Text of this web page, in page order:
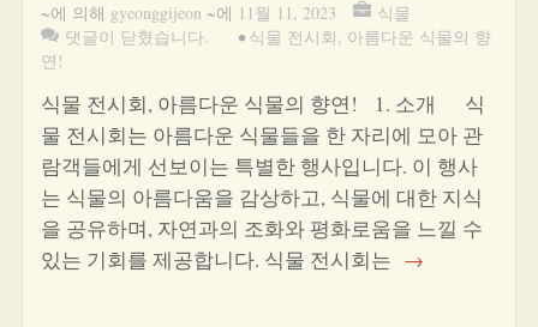
~에 의해 gyeonggijeon ~에 11월 11, 2023
식물
댓글이 닫혔습니다.
• 식물 전시회, 아름다운 식물의 향
연!
식물 전시회, 아름다운 식물의 향연! 1. 소개 식
물 전시회는 아름다운 식물들을 한 자리에 모아 관
람객들에게 선보이는 특별한 행사입니다. 이 행사
는 식물의 아름다움을 감상하고, 식물에 대한 지식
을 공유하며, 자연과의 조화와 평화로움을 느낄 수
있는 기회를 제공합니다. 식물 전시회는 →